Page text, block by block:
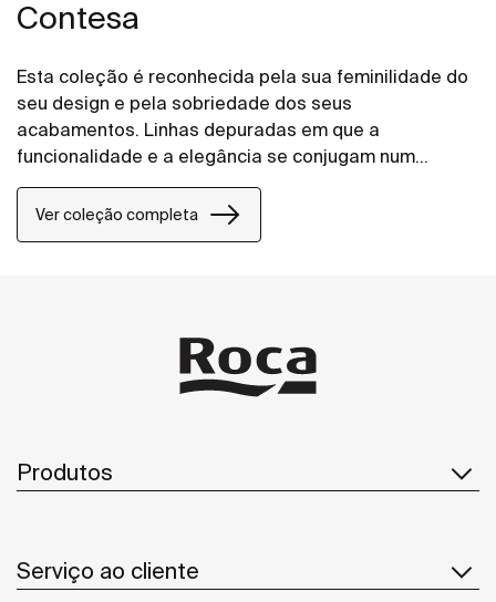
Contesa
Esta coleção é reconhecida pela sua feminilidade do
seu design e pela sobriedade dos seus
acabamentos. Linhas depuradas em que a
funcionalidade e a elegância se conjugam num
perfeito e sugestivo equilíbrio.
Ver coleção completa
Produtos
Serviço ao cliente